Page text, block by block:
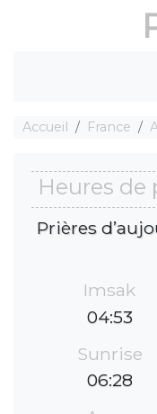
Accueil France
Heures de
Prières
Imsak
04:53
Sunrise
06:28